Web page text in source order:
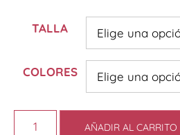
TALLA
COLORES
AÑADIR AL CARRITO